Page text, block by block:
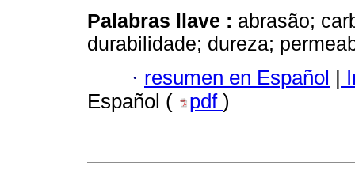
Palabras llave : abrasão;
durabilidade; dureza;
· resumen en Español |
Español (
pdf )